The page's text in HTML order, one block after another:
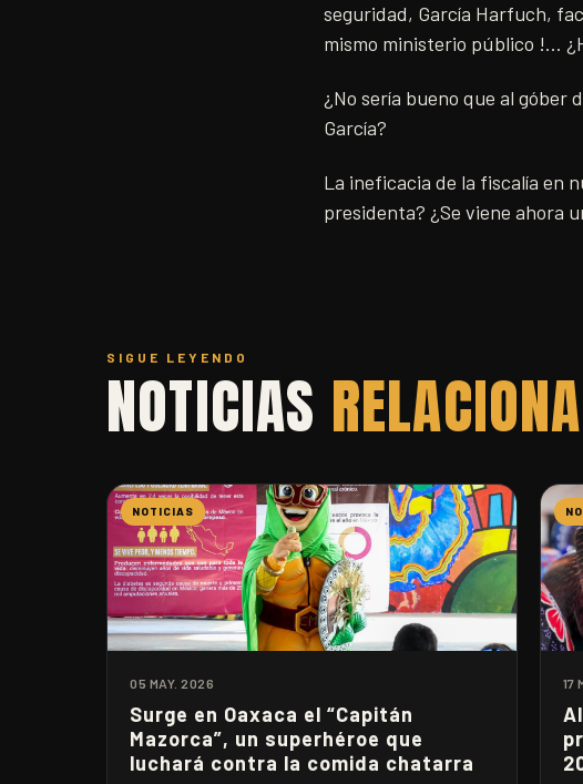
seguridad, García Harfuch,
mismo ministerio público !…
¿No sería bueno que al góber
García?
La ineficacia de la fiscalía en
presidenta? ¿Se viene ahora
SIGUE LEYENDO
NOTICIAS
NOTICIAS
05 MAY. 2026
Surge en Oaxaca el “Capitán
Mazorca”, un superhéroe que
luchará contra la comida chatarra
17